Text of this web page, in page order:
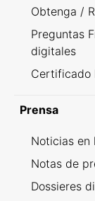
Obtenga /
Preguntas
digitales
Certificado
Prensa
Noticias en
Notas de
Dossieres